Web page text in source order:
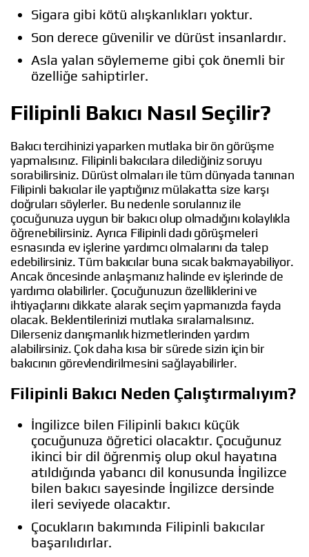
Sigara gibi kötü alışkanlıkları yoktur.
Son derece güvenilir ve dürüst insanlardır.
Asla yalan söylememe gibi çok önemli bir
özelliğe sahiptirler.
Filipinli Bakıcı Nasıl Seçilir?
Bakıcı tercihinizi yaparken mutlaka bir ön görüşme
yapmalısınız. Filipinli bakıcılara dilediğiniz soruyu
sorabilirsiniz. Dürüst olmaları ile tüm dünyada tanınan
Filipinli bakıcılar ile yaptığınız mülakatta size karşı
doğruları söylerler. Bu nedenle sorularınız ile
çocuğunuza uygun bir bakıcı olup olmadığını kolaylıkla
öğrenebilirsiniz. Ayrıca Filipinli dadı görüşmeleri
esnasında ev işlerine yardımcı olmalarını da talep
edebilirsiniz. Tüm bakıcılar buna sıcak bakmayabiliyor.
Ancak öncesinde anlaşmanız halinde ev işlerinde de
yardımcı olabilirler. Çocuğunuzun özelliklerini ve
ihtiyaçlarını dikkate alarak seçim yapmanızda fayda
olacak. Beklentilerinizi mutlaka sıralamalısınız.
Dilerseniz danışmanlık hizmetlerinden yardım
alabilirsiniz. Çok daha kısa bir sürede sizin için bir
bakıcının görevlendirilmesini sağlayabilirler.
Filipinli Bakıcı Neden Çalıştırmalıyım?
İngilizce bilen Filipinli bakıcı küçük
çocuğunuza öğretici olacaktır. Çocuğunuz
ikinci bir dil öğrenmiş olup okul hayatına
atıldığında yabancı dil konusunda İngilizce
bilen bakıcı sayesinde İngilizce dersinde
ileri seviyede olacaktır.
Çocukların bakımında Filipinli bakıcılar
başarılıdırlar.